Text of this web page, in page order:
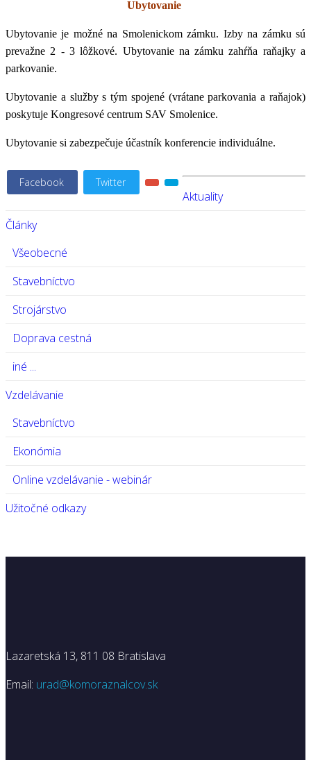
Ubytovanie
Ubytovanie je možné na Smolenickom zámku. Izby na zámku sú
prevažne 2 - 3 lôžkové. Ubytovanie na zámku zahŕňa raňajky a
parkovanie.
Ubytovanie a služby s tým spojené (vrátane parkovania a raňajok)
poskytuje Kongresové centrum SAV Smolenice.
Ubytovanie si zabezpečuje účastník konferencie individuálne.
Facebook Twitter
Aktuality
Články
Všeobecné
Stavebníctvo
Strojárstvo
Doprava cestná
iné ...
Vzdelávanie
Stavebníctvo
Ekonómia
Online vzdelávanie - webinár
Užitočné odkazy
Lazaretská 13, 811 08 Bratislava
Email: urad@komoraznalcov.sk